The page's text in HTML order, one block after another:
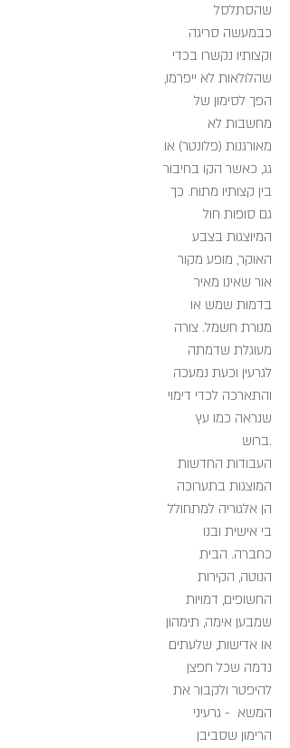
שהסתלסל
כבמעשה סריגה
וקצותיו נקשרו בכדי
שהלולאות לא ייפרמו,
הפך לסימון של
מחשבות לא
מאורגנות (פלונטר) או
גג, כאשר הקו בחיבור
בין קצותיו מתוח. כך
גם סופות חול
המיוצגות בצבע
האוקר, מופע מקור
אור שאינו מאיר
בדמות שמש או
מנורת חשמל. צורה
מעוגלת שדמתה
לגרעין וכעת נמעכה
והתארכה לכדי דימוי
שנראה כמו עץ
ברוש.
העבודות החדשות
המוצגות בתערוכה
הן אלגוריה למתחולל
בי אישית ובנו
כחברה. הבית
הנוטה, הקירות
החשופים, דמויות
שמבען אימה, תימהון
או אדישות, שלעתים
נדמה שכל חפצן
להיפטר ולקבור את
המשא - גרעיני
הרימון שסביבן